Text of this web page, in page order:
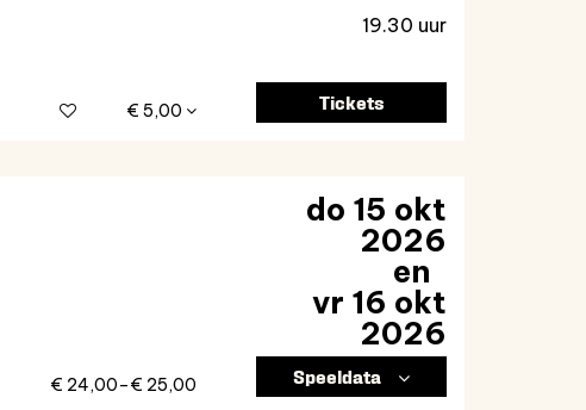
€ 5,00
19.30 uur
Tickets
€ 24,00–€ 25,00
do 15 okt
2026
en
vr 16 okt
2026
Speeldata